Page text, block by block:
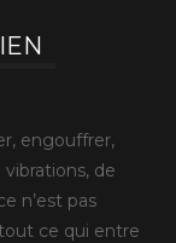
engouffrer,
vibrations, de
n’est pas
ce qui entre